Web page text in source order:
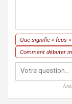
Que signifie « feus »
Comment débuter